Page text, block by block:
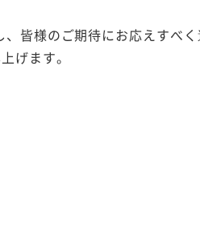
皆様のご期待にお応えすべ
げます。